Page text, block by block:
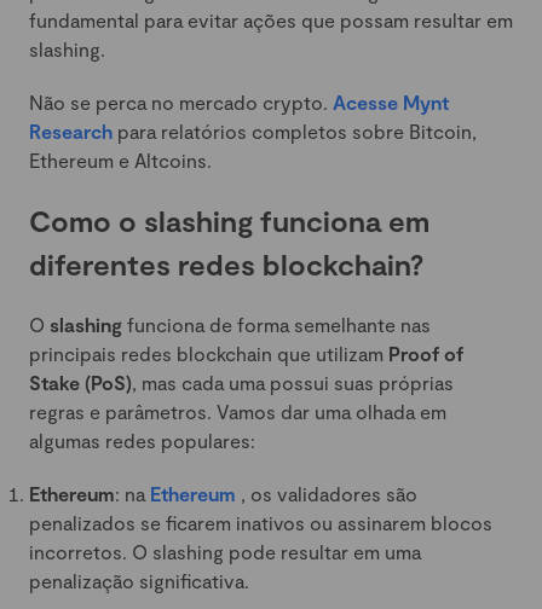
fundamental para evitar ações que possam resultar em
slashing.
Não se perca no mercado crypto. Acesse Mynt
Research para relatórios completos sobre Bitcoin,
Ethereum e Altcoins.
Como o slashing funciona em
diferentes redes blockchain?
O slashing funciona de forma semelhante nas
principais redes blockchain que utilizam Proof of
Stake (PoS), mas cada uma possui suas próprias
regras e parâmetros. Vamos dar uma olhada em
algumas redes populares:
Ethereum: na Ethereum , os validadores são
penalizados se ficarem inativos ou assinarem blocos
incorretos. O slashing pode resultar em uma
penalização significativa.